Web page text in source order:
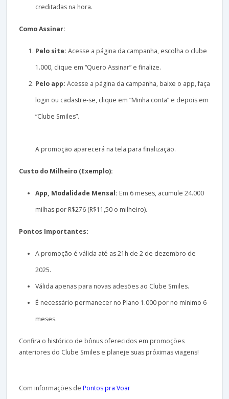
creditadas na hora.
Como Assinar:
Pelo site: Acesse a página da campanha, escolha o clube
1.000, clique em “Quero Assinar” e finalize.
Pelo app: Acesse a página da campanha, baixe o app, faça
login ou cadastre-se, clique em “Minha conta” e depois em
“Clube Smiles”.
A promoção aparecerá na tela para finalização.
Custo do Milheiro (Exemplo):
App, Modalidade Mensal: Em 6 meses, acumule 24.000
milhas por R$276 (R$11,50 o milheiro).
Pontos Importantes:
A promoção é válida até as 21h de 2 de dezembro de
2025.
Válida apenas para novas adesões ao Clube Smiles.
É necessário permanecer no Plano 1.000 por no mínimo 6
meses.
Confira o histórico de bônus oferecidos em promoções
anteriores do Clube Smiles e planeje suas próximas viagens!
Com informações de Pontos pra Voar